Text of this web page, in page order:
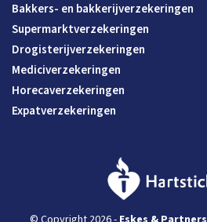
Bakkers- en bakkerijverzekeringen
Supermarktverzekeringen
Drogisterijverzekeringen
Mediciverzekeringen
Horecaverzekeringen
Expatverzekeringen